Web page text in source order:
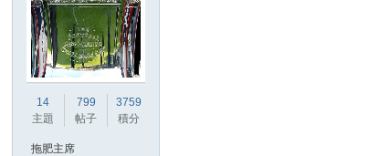
14
主題
799
帖子
3759
積分
拖肥主席